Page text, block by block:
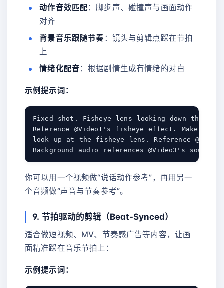
动作音效匹配：脚步声、碰撞声与画面动作
对齐
背景音乐跟随节奏 ：镜头与剪辑点踩在节拍
上
情绪化配音：根据剧情生成有情绪的对白
示例提示词：
Fixed shot. Fisheye lens looking down
Reference @Video1's fisheye effect. Make the
look up at the fisheye lens. Reference
你可以用一个视频做“说话动作参考”，再用另一
个音频做“声音与节奏参考”。
9. 节拍驱动的剪辑（Beat-Synced）
适合做短视频、MV、节奏感广告等内容，让画
面精准踩在音乐节拍上：
示例提示词：